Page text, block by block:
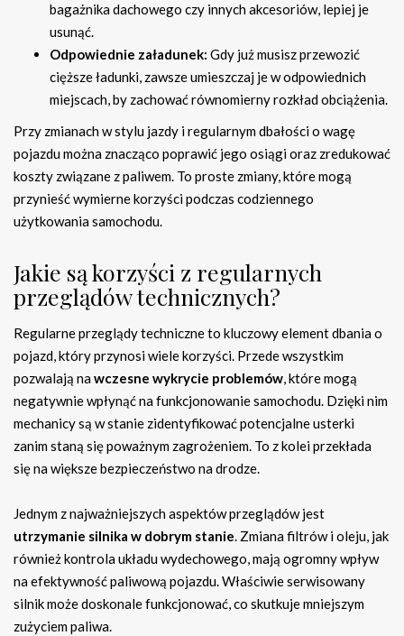
bagażnika dachowego czy innych akcesoriów, lepiej je
usunąć.
Odpowiednie załadunek: Gdy już musisz przewozić
cięższe ładunki, zawsze umieszczaj je w odpowiednich
miejscach, by zachować równomierny rozkład obciążenia.
Przy zmianach w stylu jazdy i regularnym dbałości o wagę
pojazdu można znacząco poprawić jego osiągi oraz zredukować
koszty związane z paliwem. To proste zmiany, które mogą
przynieść wymierne korzyści podczas codziennego
użytkowania samochodu.
Jakie są korzyści z regularnych
przeglądów technicznych?
Regularne przeglądy techniczne to kluczowy element dbania o
pojazd, który przynosi wiele korzyści. Przede wszystkim
pozwalają nawczesne wykrycie problemów, które mogą
negatywnie wpłynąć na funkcjonowanie samochodu. Dzięki nim
mechanicy są w stanie zidentyfikować potencjalne usterki
zanim staną się poważnym zagrożeniem. To z kolei przekłada
się na większe bezpieczeństwo na drodze.
Jednym z najważniejszych aspektów przeglądów jest
utrzymanie silnika w dobrym stanie. Zmiana filtrów i oleju, jak
również kontrola układu wydechowego, mają ogromny wpływ
na efektywność paliwową pojazdu. Właściwie serwisowany
silnik może doskonale funkcjonować, co skutkuje mniejszym
zużyciem paliwa.